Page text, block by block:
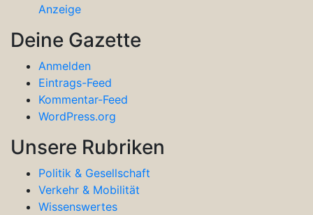
Anzeige
Deine Gazette
Anmelden
Eintrags-Feed
Kommentar-Feed
WordPress.org
Unsere Rubriken
Politik & Gesellschaft
Verkehr & Mobilität
Wissenswertes